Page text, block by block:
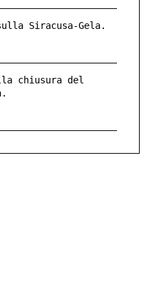
Siracusa-Gela.
chiusura del